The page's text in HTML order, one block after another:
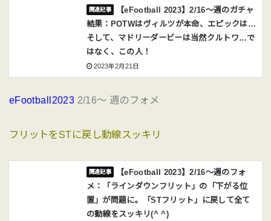
【eFootball 2023】2/16〜週のガチャ
結果：POTWはヴィルツが本命、エピックは…
そして、マドリーダービーは当然クルトワ…で
はなく、この人！
2023年2月21日
eFootball2023 2/16〜 週のフォメ
フリットをSTに戻し動線スッキリ
【eFootball 2023】2/16〜週のフォ
メ：「ラインダウンフリット」の「下がる位
置」が問題に。「STフリット」に戻して全て
の動線をスッキリ(^ ^)